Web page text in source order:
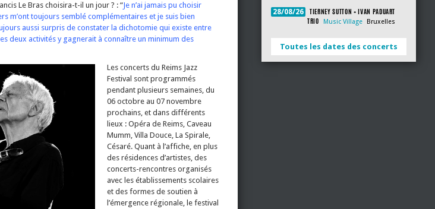
Le Bras choisira-t-il un jour ? : “Je n’ai jamais pu choisir
m’ont toujours semblé complémentaires et je suis bien
aussi surpris de constater la dichotomie qui existe entre
deux activités y gagnerait à connaître un minimum des
Les concerts du Reims Jazz
Festival sont programmés
pendant plusieurs semaines, du
06 octobre au 07 novembre
prochains, et dans différents
lieux : Opéra de Reims, Caveau
Mumm, Villa Douce, La Spirale,
Césaré. Quant à l’affiche, en plus
des résidences d’artistes, des
concerts-rencontres organisés
avec les établissements scolaires
et des formes de soutien à
l’émergence régionale, le festival
28/08/26
TIERNEY SUTTON + IVAN PADUART
TRIO
Music Village Bruxelles
Toutes les dates des concerts